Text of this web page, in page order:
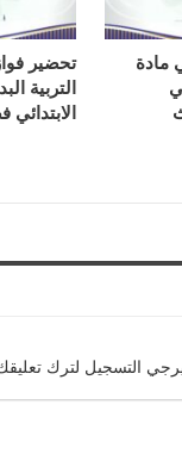
مادة
تحضير
التربية
التسجيل لترك